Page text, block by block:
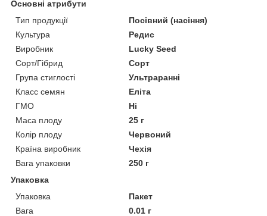
Основні атрибути
Тип продукції
Посівний (насіння)
Культура
Редис
Виробник
Lucky Seed
Сорт/Гібрид
Сорт
Група стиглості
Ультраранні
Класс семян
Еліта
ГМО
Ні
Маса плоду
25 г
Колір плоду
Червоний
Країна виробник
Чехія
Вага упаковки
250 г
Упаковка
Упаковка
Пакет
Вага
0.01 г